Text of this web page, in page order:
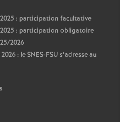
: participation facultative
: participation obligatoire
2026
: le SNES-FSU s’adresse au